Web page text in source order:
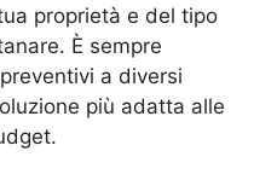
proprietà e del tipo
È sempre
a diversi
più adatta alle